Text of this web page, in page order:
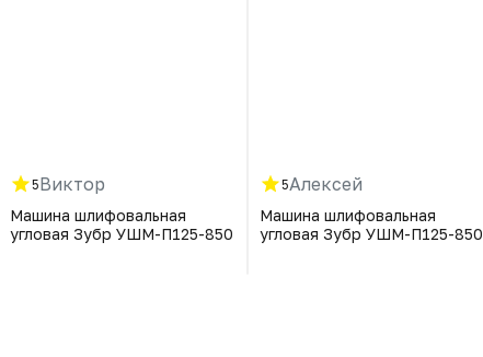
5Виктор
Машина шлифовальная
угловая Зубр УШМ-П125-850
5Алексей
Машина шлифовальная
угловая Зубр УШМ-П125-850